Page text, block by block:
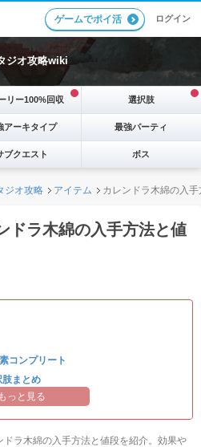
ゲームでポイ活 ログイン
ジオ攻略wiki
リー100%回収 選択肢
アーキタイプ 最強パーティ
ブクエスト ボス
ジオ攻略 アイテム カレンドラ木綿の入
ドラ木綿の入手方法と値
コンプリート
肢まとめ
もっと見る
ドラ木綿の入手方法と値段を紹介。効果や